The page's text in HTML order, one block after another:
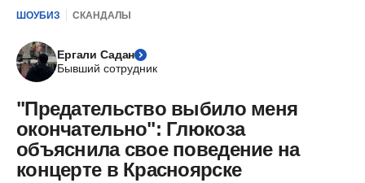
ШОУБИЗ СКАНДАЛЫ
Ергали Садан
Бывший сотрудник
"Предательство выбило меня
окончательно": Глюкоза
объяснила свое поведение на
концерте в Красноярске